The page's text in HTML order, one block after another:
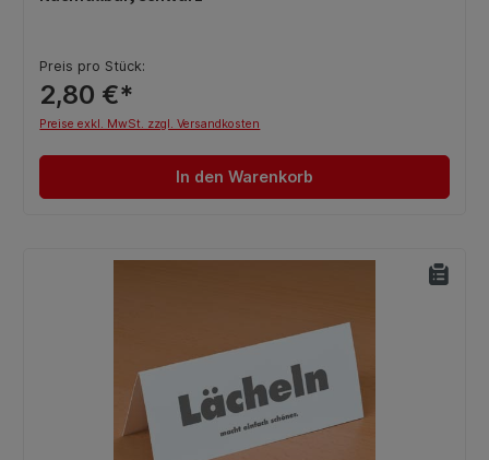
Preis pro Stück:
2,80 €*
Preise exkl. MwSt. zzgl. Versandkosten
In den Warenkorb